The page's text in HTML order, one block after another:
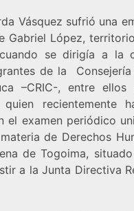
Vásquez sufrió una
Gabriel López,
se dirigía a la
de la
–CRIC-, entre
quien recientemente
el examen periódico
de Derechos
de Togoima,
a la Junta Directiva